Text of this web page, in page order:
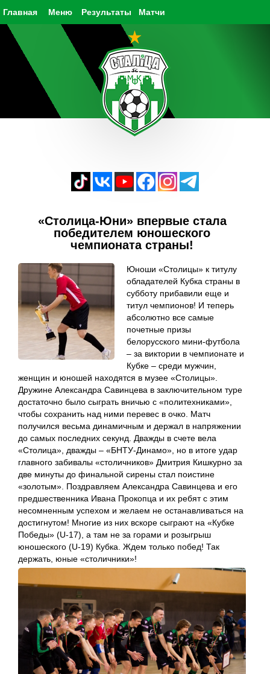
Главная Результаты Матчи
Меню
«Столица-Юни» впервые стала
победителем юношеского
чемпионата страны!
Юноши «Столицы» к титулу
обладателей Кубка страны в
субботу прибавили еще и
титул чемпионов! И теперь
абсолютно все самые
почетные призы
белорусского мини-футбола
– за виктории в чемпионате и
Кубке – среди мужчин,
женщин и юношей находятся в музее «Столицы».
Дружине Александра Савинцева в заключительном туре
достаточно было сыграть вничью с «политехниками»,
чтобы сохранить над ними перевес в очко. Матч
получился весьма динамичным и держал в напряжении
до самых последних секунд. Дважды в счете вела
«Столица», дважды – «БНТУ-Динамо», но в итоге удар
главного забивалы «столичников» Дмитрия Кишкурно за
две минуты до финальной сирены стал поистине
«золотым». Поздравляем Александра Савинцева и его
предшественника Ивана Прокопца и их ребят с этим
несомненным успехом и желаем не останавливаться на
достигнутом! Многие из них вскоре сыграют на «Кубке
Победы» (U-17), а там не за горами и розыгрыш
юношеского (U-19) Кубка. Ждем только побед! Так
держать, юные «столичники»!